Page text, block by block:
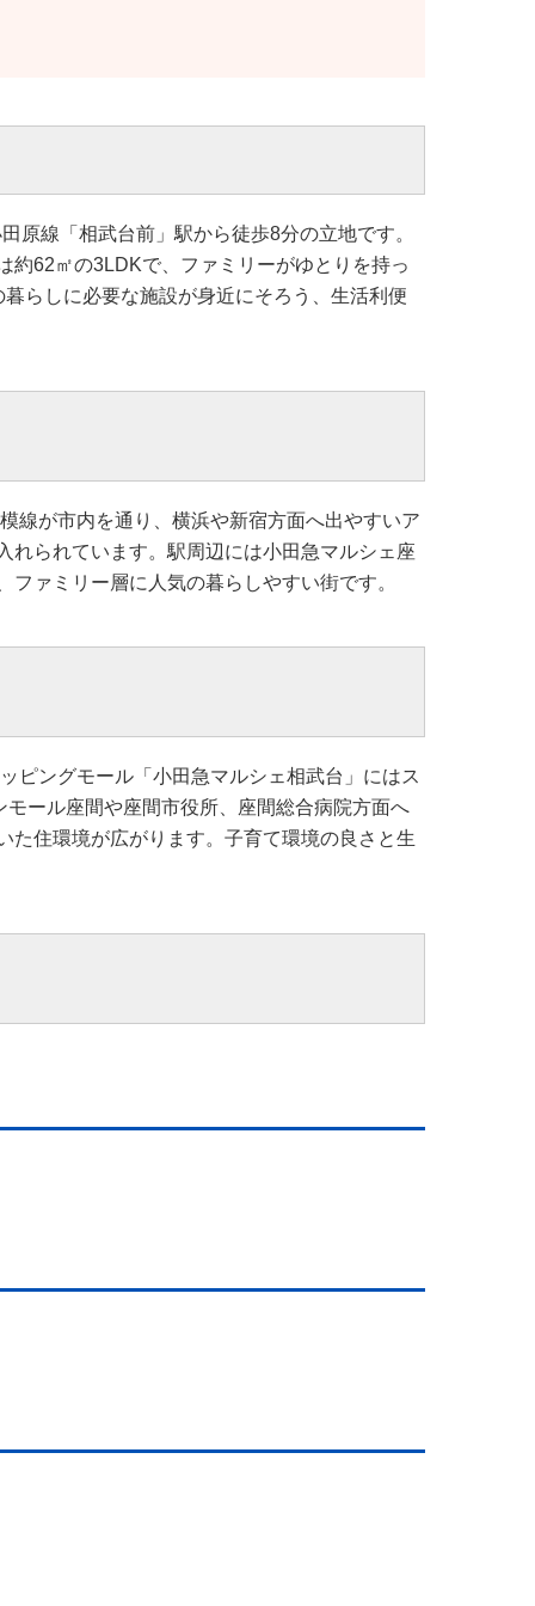
原線「相武台前」駅から徒歩8分の立地です。
約62㎡の3LDKで、ファミリーがゆとりを持っ
らしに必要な施設が身近にそろう、生活利便
線が市内を通り、横浜や新宿方面へ出やすいア
れられています。駅周辺には小田急マルシェ座
ァミリー層に人気の暮らしやすい街です。
ピングモール「小田急マルシェ相武台」にはス
ール座間や座間市役所、座間総合病院方面へ
た住環境が広がります。子育て環境の良さと生